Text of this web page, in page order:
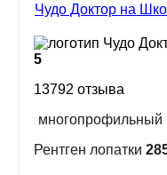
Чудо Доктор на
5
13792 отзыва
многопрофильный
Рентген лопатки